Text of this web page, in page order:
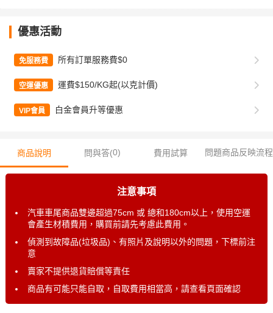
優惠活動
免服務費 所有訂單服務費$0
空運優惠 運費$150/KG起(以克計價)
VIP會員 白金會員升等優惠
商品說明 問與答(0) 費用試算 問題商品反映流程
注意事項
汽車車尾商品雙邊超過75cm 或 總和180cm以上，使用空運
會產生材積費用，購買前請先考慮此費用。
偵測到故障品(垃圾品)、有照片及說明以外的問題，下標前注
意
賣家不提供退貨賠償等責任
商品有可能只能自取，自取費用相當高，請查看頁面確認